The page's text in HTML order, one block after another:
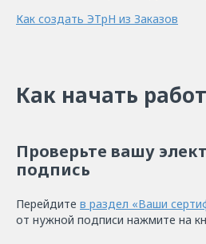
Как создать ЭТрН из Заказов
Как начать
Проверьте вашу
подпись
Перейдите в раздел «Ваши
от нужной подписи нажмите на